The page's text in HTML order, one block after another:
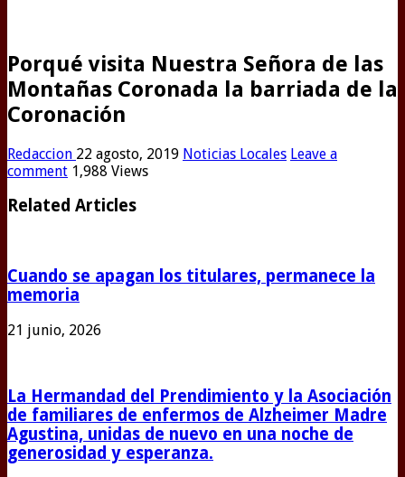
Porqué visita Nuestra Señora de las
Montañas Coronada la barriada de la
Coronación
Redaccion 22 agosto, 2019 Noticias Locales Leave a
comment 1,988 Views
Related Articles
Cuando se apagan los titulares, permanece la
memoria
21 junio, 2026
La Hermandad del Prendimiento y la Asociación
de familiares de enfermos de Alzheimer Madre
Agustina, unidas de nuevo en una noche de
generosidad y esperanza.